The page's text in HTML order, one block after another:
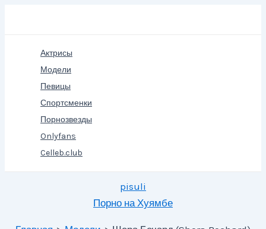
Актрисы
Модели
Певицы
Спортсменки
Порнозвезды
Onlyfans
Celleb.club
pisuli
Порно на Хуямбе